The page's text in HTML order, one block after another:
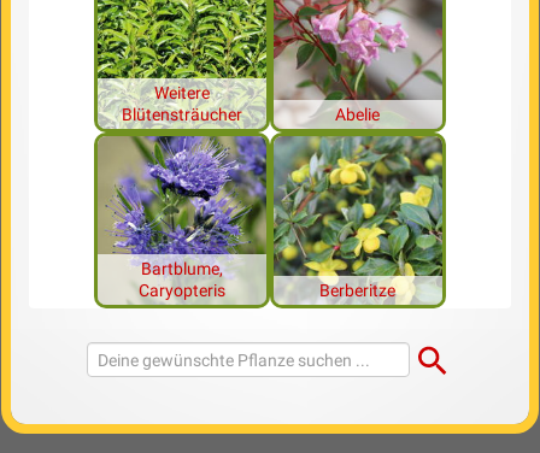
Weitere
Blütensträucher
Abelie
Bartblume,
Caryopteris
Berberitze